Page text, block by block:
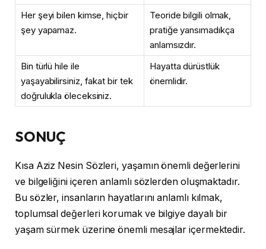
Her şeyi bilen kimse, hiçbir
şey yapamaz.
Teoride bilgili olmak,
pratiğe yansımadıkça
anlamsızdır.
Bin türlü hile ile
yaşayabilirsiniz, fakat bir tek
doğrulukla öleceksiniz.
Hayatta dürüstlük
önemlidir.
SONUÇ
Kısa Aziz Nesin Sözleri, yaşamın önemli değerlerini
ve bilgeliğini içeren anlamlı sözlerden oluşmaktadır.
Bu sözler, insanların hayatlarını anlamlı kılmak,
toplumsal değerleri korumak ve bilgiye dayalı bir
yaşam sürmek üzerine önemli mesajlar içermektedir.